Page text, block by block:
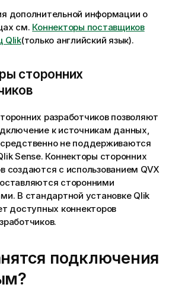
дополнительной информации о
см. Коннекторы поставщиков
Qlik(только английский язык).
сторонних
разработчиков позволяют
к источникам данных,
не поддерживаются
Sense. Коннекторы сторонних
создаются с использованием QVX
сторонними
В стандартной установке Qlik
доступных коннекторов
подключения